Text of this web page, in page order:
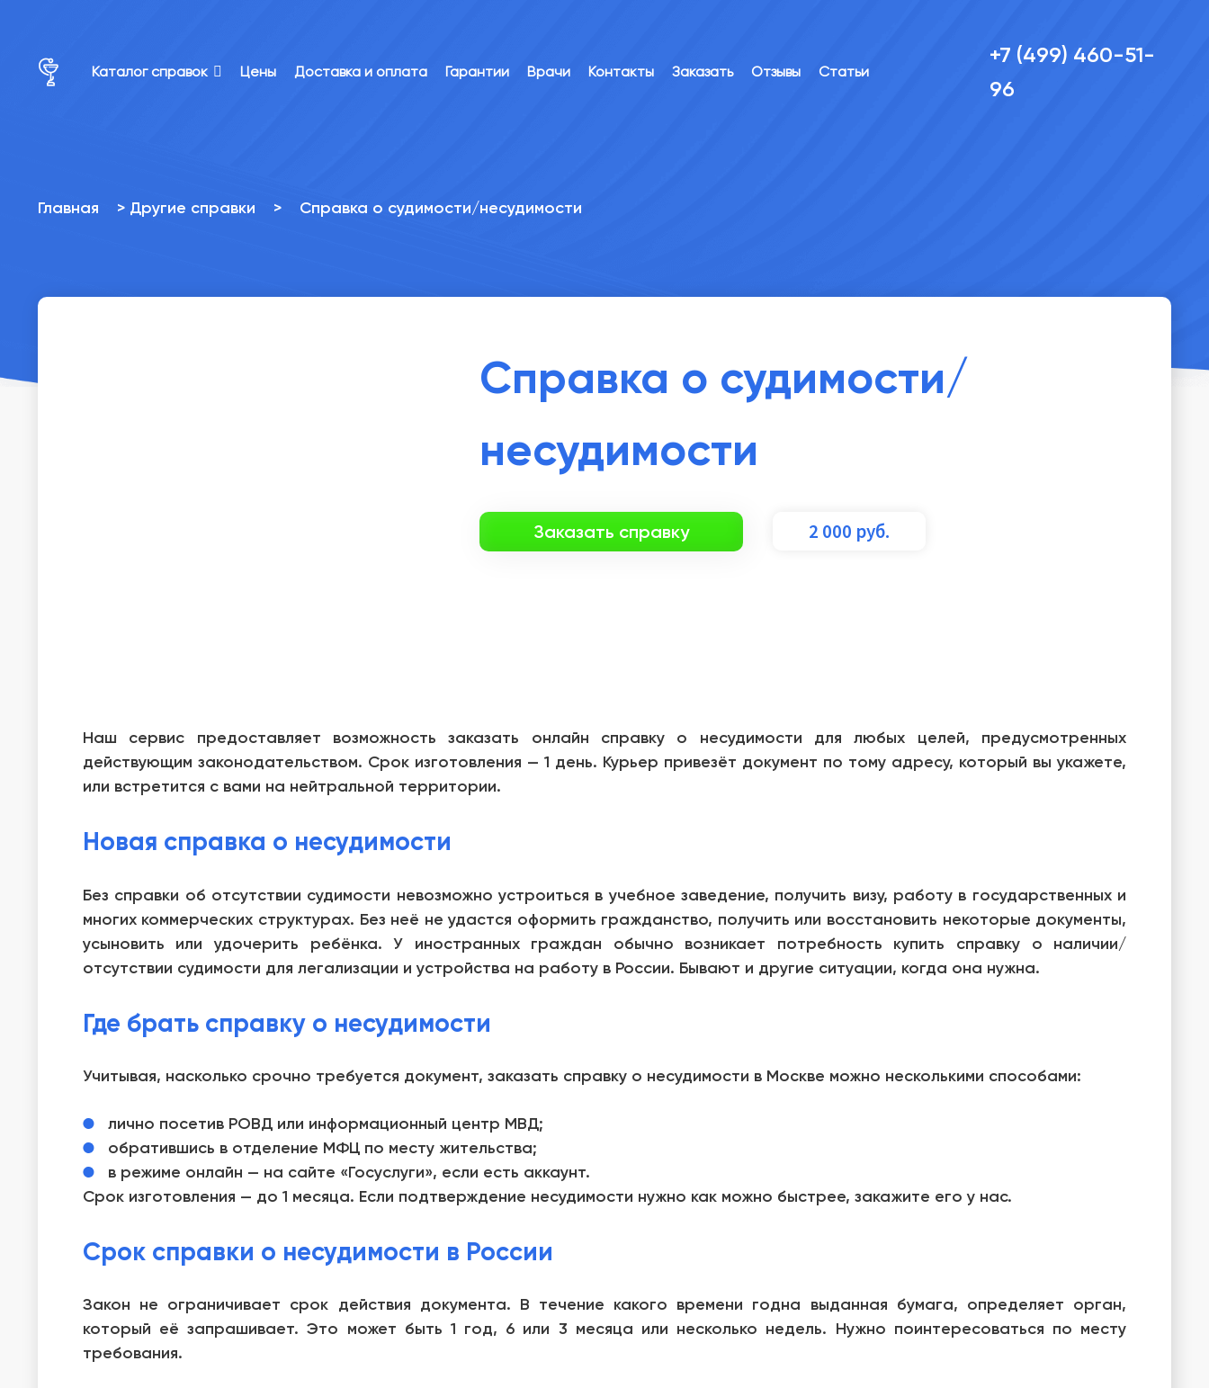
Каталог справок Цены Доставка и оплата Гарантии Врачи Контакты Заказать Отзывы Статьи
+7 (499) 460-51-
96
Главная > Другие справки > Справка о судимости/несудимости
Справка о судимости/
несудимости
Заказать справку 2 000 руб.
Наш сервис предоставляет возможность заказать онлайн справку о несудимости для любых целей, предусмотренных
действующим законодательством. Срок изготовления — 1 день. Курьер привезёт документ по тому адресу, который вы укажете,
или встретится с вами на нейтральной территории.
Новая справка о несудимости
Без справки об отсутствии судимости невозможно устроиться в учебное заведение, получить визу, работу в государственных и
многих коммерческих структурах. Без неё не удастся оформить гражданство, получить или восстановить некоторые документы,
усыновить или удочерить ребёнка. У иностранных граждан обычно возникает потребность купить справку о наличии/
отсутствии судимости для легализации и устройства на работу в России. Бывают и другие ситуации, когда она нужна.
Где брать справку о несудимости
Учитывая, насколько срочно требуется документ, заказать справку о несудимости в Москве можно несколькими способами:
лично посетив РОВД или информационный центр МВД;
обратившись в отделение МФЦ по месту жительства;
в режиме онлайн — на сайте «Госуслуги», если есть аккаунт.
Срок изготовления — до 1 месяца. Если подтверждение несудимости нужно как можно быстрее, закажите его у нас.
Срок справки о несудимости в России
Закон не ограничивает срок действия документа. В течение какого времени годна выданная бумага, определяет орган,
который её запрашивает. Это может быть 1 год, 6 или 3 месяца или несколько недель. Нужно поинтересоваться по месту
требования.